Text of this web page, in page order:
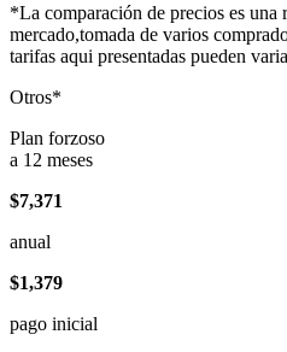
*La comparación de precios es una
mercado,tomada de varios
tarifas aqui presentadas pueden
Otros*
Plan forzoso
a 12 meses
$7,371
anual
$1,379
pago inicial